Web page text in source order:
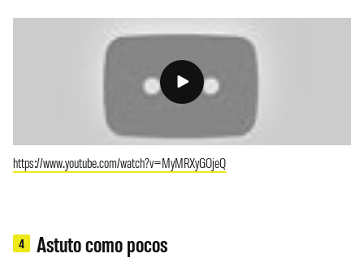
https://www.youtube.com/watch?v=MyMRXyGOjeQ
4 Astuto como pocos